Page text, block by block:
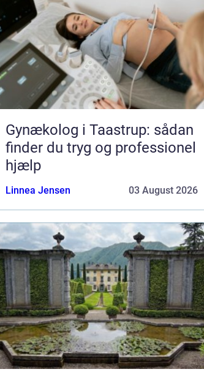
Gynækolog i Taastrup: sådan
finder du tryg og professionel
hjælp
Linnea Jensen 03 August 2026